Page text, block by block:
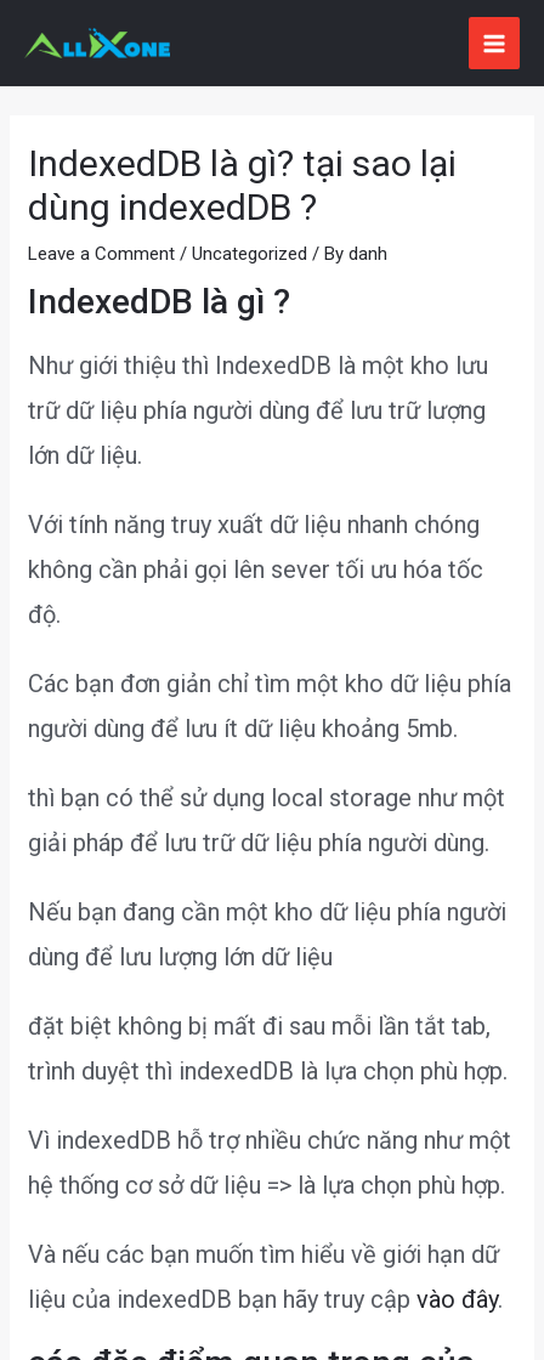
IndexedDB là gì? tại sao lại
dùng indexedDB ?
Leave a Comment /Uncategorized / Bydanh
IndexedDB là gì ?
Như giới thiệu thì IndexedDB là một kho lưu
trữ dữ liệu phía người dùng để lưu trữ lượng
lớn dữ liệu.
Với tính năng truy xuất dữ liệu nhanh chóng
không cần phải gọi lên sever tối ưu hóa tốc
độ.
Các bạn đơn giản chỉ tìm một kho dữ liệu phía
người dùng để lưu ít dữ liệu khoảng 5mb.
thì bạn có thể sử dụng local storage như một
giải pháp để lưu trữ dữ liệu phía người dùng.
Nếu bạn đang cần một kho dữ liệu phía người
dùng để lưu lượng lớn dữ liệu
đặt biệt không bị mất đi sau mỗi lần tắt tab,
trình duyệt thì indexedDB là lựa chọn phù hợp.
Vì indexedDB hỗ trợ nhiều chức năng như một
hệ thống cơ sở dữ liệu => là lựa chọn phù hợp.
Và nếu các bạn muốn tìm hiểu về giới hạn dữ
liệu của indexedDB bạn hãy truy cậpvào đây.